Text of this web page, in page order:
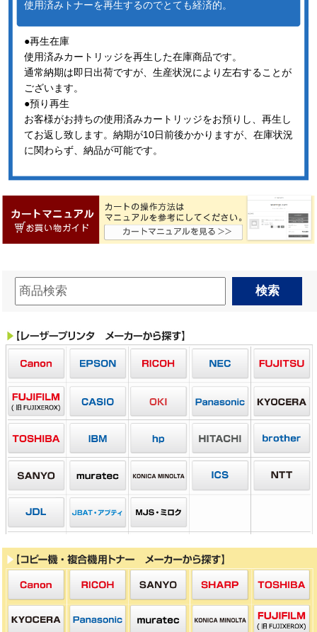
使用済みトナーを再生するのでとても経済的。
●再生在庫
使用済みカートリッジを再生した在庫商品です。
通常納期は即日出荷ですが、生産状況により左右することが
ございます。
●預り再生
お客様がお持ちの使用済みカートリッジをお預りし、再生し
てお返し致します。納期が10日前後かかりますが、在庫状況
に関わらず、納品が可能です。